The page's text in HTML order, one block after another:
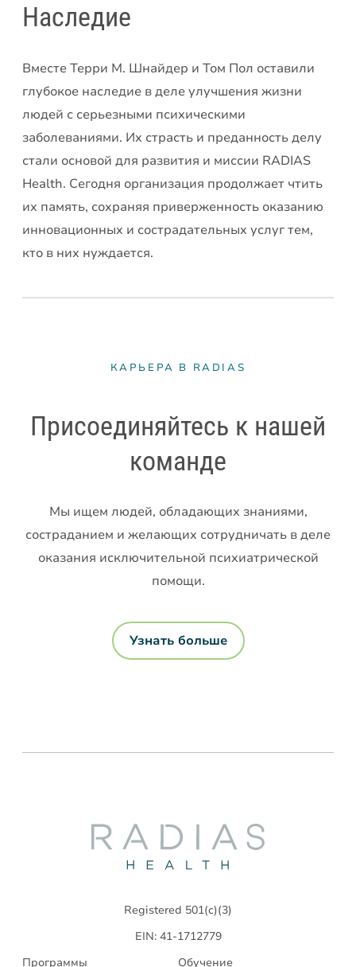
Наследие
Вместе Терри М. Шнайдер и Том Пол оставили
глубокое наследие в деле улучшения жизни
людей с серьезными психическими
заболеваниями. Их страсть и преданность делу
стали основой для развития и миссии RADIAS
Health. Сегодня организация продолжает чтить
их память, сохраняя приверженность оказанию
инновационных и сострадательных услуг тем,
кто в них нуждается.
КАРЬЕРА В RADIAS
Присоединяйтесь к нашей
команде
Мы ищем людей, обладающих знаниями,
состраданием и желающих сотрудничать в деле
оказания исключительной психиатрической
помощи.
Узнать больше
Registered 501(c)(3)
EIN: 41-1712779
Программы
Обучение